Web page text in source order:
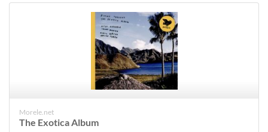
Morele.net
The Exotica Album